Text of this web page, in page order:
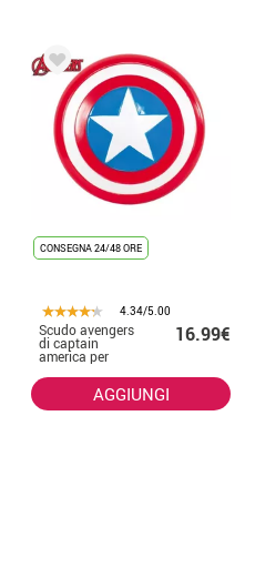
CONSEGNA 24/48 ORE
4.34/5.00
Scudo avengers
di captain
america per
16.99€
AGGIUNGI